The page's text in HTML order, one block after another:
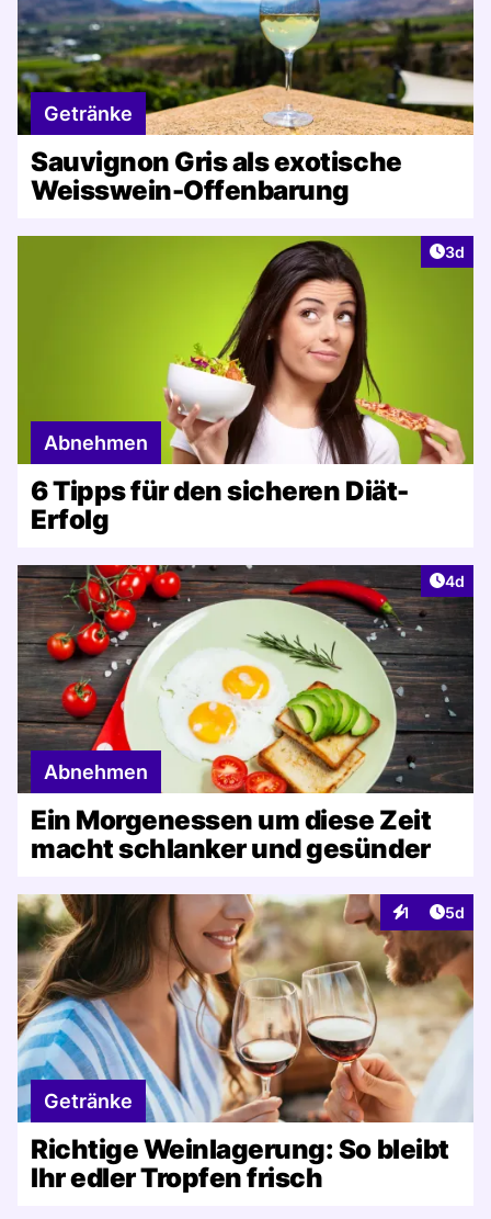
Getränke
Sauvignon Gris als exotische
Weisswein-Offenbarung
3d
Abnehmen
6 Tipps für den sicheren Diät-
Erfolg
4d
Abnehmen
Ein Morgenessen um diese Zeit
macht schlanker und gesünder
1
Interaktionen
5d
Getränke
Richtige Weinlagerung: So bleibt
Ihr edler Tropfen frisch